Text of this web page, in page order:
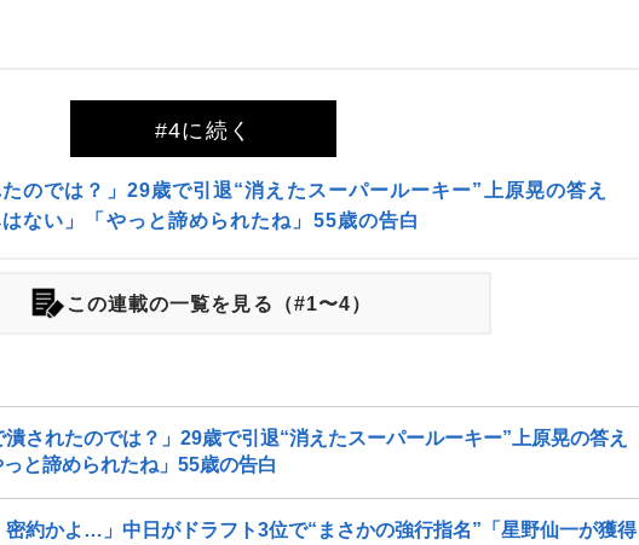
#4に続く
たのでは？」29歳で引退“消えたスーパールーキー”上原晃の答え
ない」「やっと諦められたね」55歳の告白
この連載の一覧を見る（#1〜4）
されたのでは？」29歳で引退“消えたスーパールーキー”上原晃の答え
と諦められたね」55歳の告白
密約かよ…」中日がドラフト3位で“まさかの強行指名”「星野仙一が獲得